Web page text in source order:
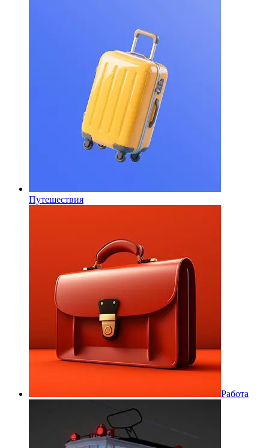
Путешествия
Работа